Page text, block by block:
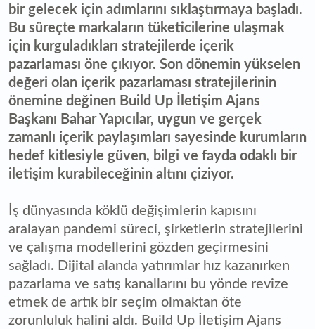
bir gelecek için adımlarını sıklaştırmaya başladı.
Bu süreçte markaların tüketicilerine ulaşmak
için kurguladıkları stratejilerde içerik
pazarlaması öne çıkıyor. Son dönemin yükselen
değeri olan içerik pazarlaması stratejilerinin
önemine değinen Build Up İletişim Ajans
Başkanı Bahar Yapıcılar, uygun ve gerçek
zamanlı içerik paylaşımları sayesinde kurumların
hedef kitlesiyle güven, bilgi ve fayda odaklı bir
iletişim kurabileceğinin altını çiziyor.
İş dünyasında köklü değişimlerin kapısını
aralayan pandemi süreci, şirketlerin stratejilerini
ve çalışma modellerini gözden geçirmesini
sağladı. Dijital alanda yatırımlar hız kazanırken
pazarlama ve satış kanallarını bu yönde revize
etmek de artık bir seçim olmaktan öte
zorunluluk halini aldı. Build Up İletişim Ajans